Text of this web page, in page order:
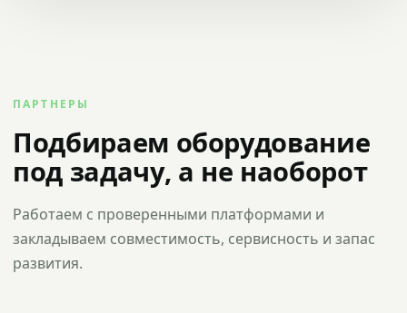
ПАРТНЕРЫ
Подбираем оборудование
под задачу, а не наоборот
Работаем с проверенными платформами и
закладываем совместимость, сервисность и запас
развития.